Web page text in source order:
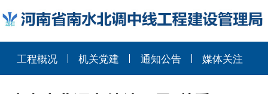
工程概况 机关党建 通知公告 媒体关注